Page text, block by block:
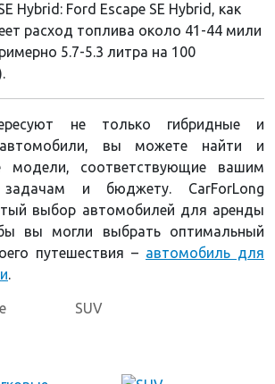
Hybrid: Ford Escape SE Hybrid, как
расход топлива около 41-44 мили
5.7-5.3 литра на 100
не только гибридные и
автомобили, вы можете найти и
модели, соответствующие вашим
задачам и бюджету. CarForLong
выбор автомобилей для аренды
вы могли выбрать оптимальный
путешествия – автомобиль для
.
SUV